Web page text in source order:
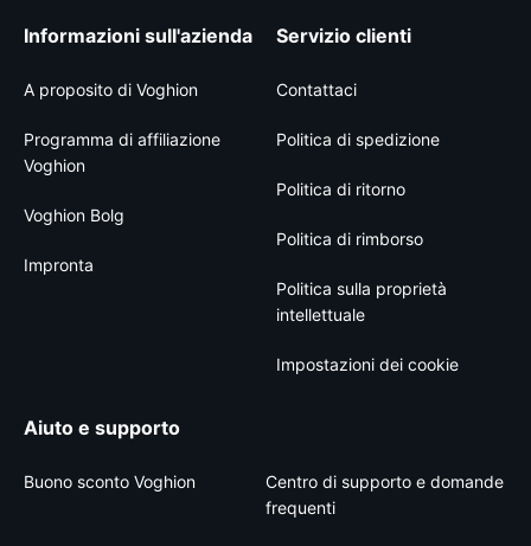
Informazioni sull'azienda
A proposito di Voghion
Programma di affiliazione
Voghion
Voghion Bolg
Impronta
Servizio clienti
Contattaci
Politica di spedizione
Politica di ritorno
Politica di rimborso
Politica sulla proprietà
intellettuale
Impostazioni dei cookie
Aiuto e supporto
Buono sconto Voghion
Centro di supporto e domande
frequenti